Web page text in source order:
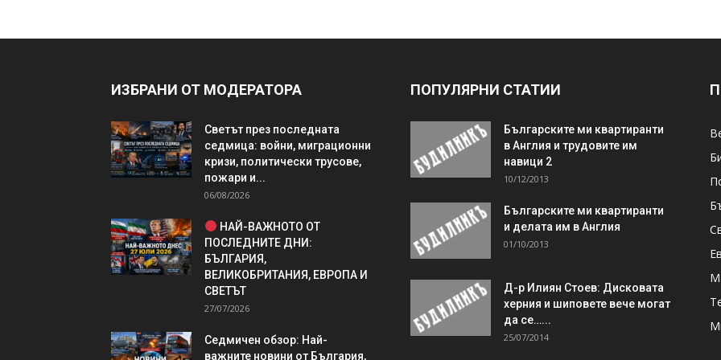
ИЗБРАНИ ОТ МОДЕРАТОРА
Светът през последната
седмица: войни, миграционни
кризи, политически трусове,
пожари и...
06/08/2026
НАЙ-ВАЖНОТО ОТ
ПОСЛЕДНИТЕ ДНИ:
БЪЛГАРИЯ,
ВЕЛИКОБРИТАНИЯ, ЕВРОПА И
СВЕТЪТ
27/07/2026
Седмичен обзор: Най-
важните новини от България,
ПОПУЛЯРНИ СТАТИИ
Българските ми квартиранти
в Англия и трудовите им
навици 2
10/12/2013
Българските ми квартиранти
и делата им в Англия
01/10/2013
Д-р Илиян Стоев: Дисковата
херния и шиповете вече могат
да се…...
25/07/2014